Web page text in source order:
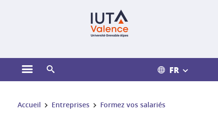
Ouvrir le menu principal FR
Vous êtes ici :
Accueil Entreprises Formez vos salariés